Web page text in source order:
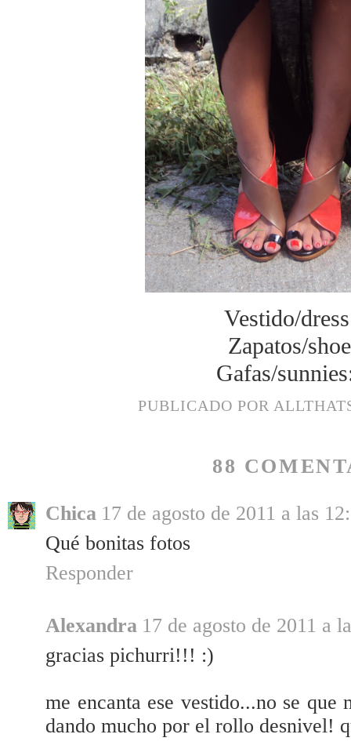
Vestido/
Zapatos/
Gafas/
PUBLICADO POR
88
Chica 17 de agosto de 2011 a las
Qué bonitas fotos
Responder
Alexandra 17 de agosto de 2011 a
gracias pichurri!!! :)
me encanta ese vestido...no se que
dando mucho por el rollo desnivel!